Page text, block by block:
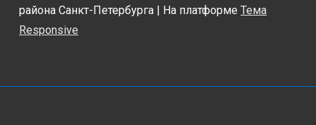
района Санкт-Петербурга | На платформе Тема
Responsive